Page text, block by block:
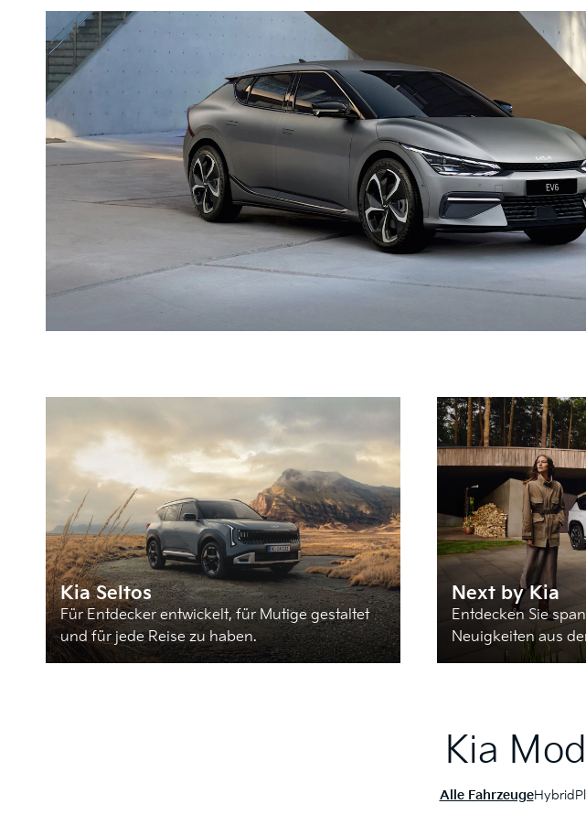
Kia Seltos
Für Entdecker entwickelt, für Mutige gestaltet
und für jede Reise zu haben.
Next by Kia
Entdecken Sie
Neuigkeiten aus
Kia
Alle FahrzeugeHybrid